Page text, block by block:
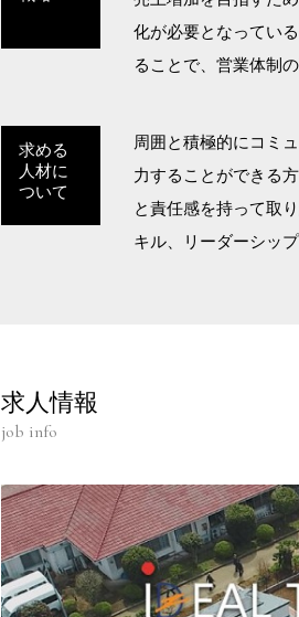
化が必要となってい
ることで、営業体制
求める
人材に
ついて
周囲と積極的にコミ
力することができる
と責任感を持って取
キル、リーダーシッ
求人情報
job info